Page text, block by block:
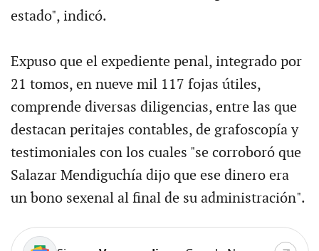
estado", indicó.
Expuso que el expediente penal, integrado por
21 tomos, en nueve mil 117 fojas útiles,
comprende diversas diligencias, entre las que
destacan peritajes contables, de grafoscopía y
testimoniales con los cuales "se corroboró que
Salazar Mendiguchía dijo que ese dinero era
un bono sexenal al final de su administración".